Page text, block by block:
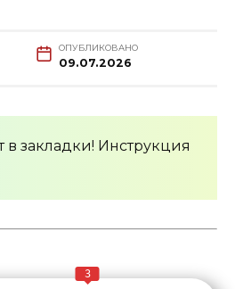
ОПУБЛИКОВАНО
09.07.2026
в закладки! Инструкция
3